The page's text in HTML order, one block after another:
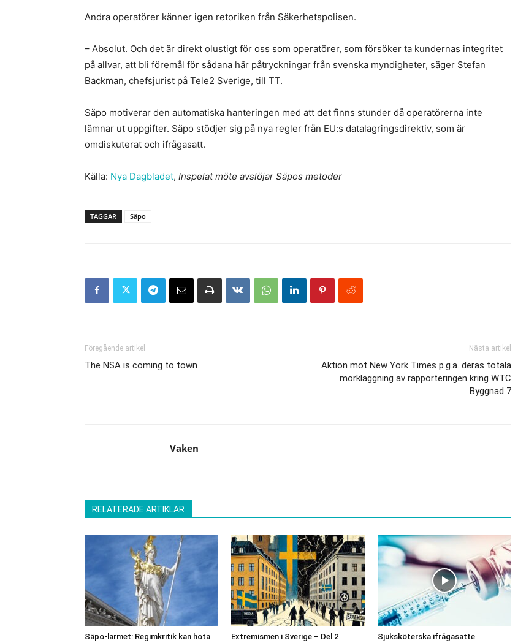
Andra operatörer känner igen retoriken från Säkerhetspolisen.
– Absolut. Och det är direkt olustigt för oss som operatörer, som försöker ta kundernas integritet
på allvar, att bli föremål för sådana här påtryckningar från svenska myndigheter, säger Stefan
Backman, chefsjurist på Tele2 Sverige, till TT.
Säpo motiverar den automatiska hanteringen med att det finns stunder då operatörerna inte
lämnar ut uppgifter. Säpo stödjer sig på nya regler från EU:s datalagringsdirektiv, som är
omdiskuterat och ifrågasatt.
Källa: Nya Dagbladet, Inspelat möte avslöjar Säpos metoder
TAGGAR Säpo
Föregående artikel
The NSA is coming to town
Nästa artikel
Aktion mot New York Times p.g.a. deras totala
mörkläggning av rapporteringen kring WTC
Byggnad 7
Vaken
RELATERADE ARTIKLAR
Säpo-larmet: Regimkritik kan hota
Extremismen i Sverige – Del 2
Sjuksköterska ifrågasatte